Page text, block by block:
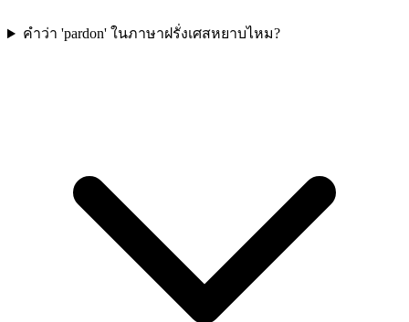
คำว่า 'pardon' ในภาษาฝรั่งเศสหยาบไหม?